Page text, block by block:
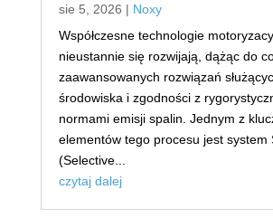
sie 5, 2026 | Noxy
Współczesne technologie
nieustannie się rozwijają, dążąc do
zaawansowanych rozwiązań
środowiska i zgodności z
normami emisji spalin. Jednym z
elementów tego procesu jest system
(Selective...
czytaj dalej